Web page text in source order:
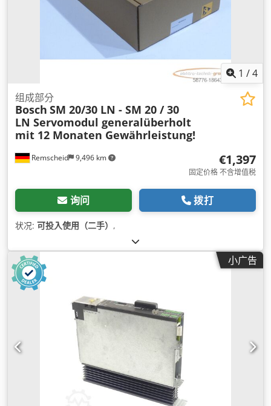
1 /4
Remscheid 9,496 km
组成部分
Bosch SM 20/30 LN - SM 20 / 30
LN Servomodul generalüberholt
mit 12 Monaten Gewährleistung!
€1,397
固定价格 不含增值税
询问 拨打
状况: 可投入使用（二手） ,
小广告